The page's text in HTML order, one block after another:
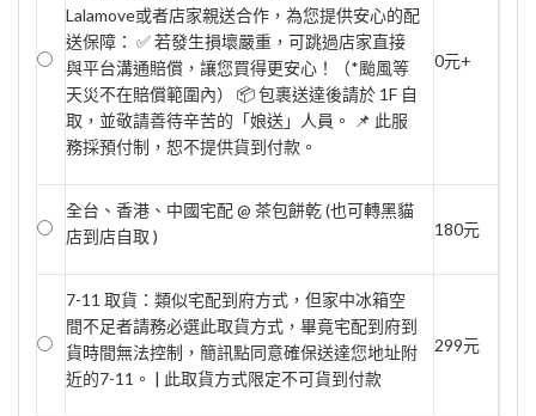
Lalamove或者店家親送合作，為您提供安心的配
送保障： ✅ 若發生損壞嚴重，可跳過店家直接
與平台溝通賠償，讓您買得更安心！（*颱風等
天災不在賠償範圍內） 📦 包裹送達後請於 1F 自
取，並敬請善待辛苦的「娘送」人員。 📌 此服
務採預付制，恕不提供貨到付款。
0元+
全台、香港、中國宅配 @ 茶包餅乾 (也可轉黑貓
店到店自取 )
180元
7-11 取貨：類似宅配到府方式，但家中冰箱空
間不足者請務必選此取貨方式，畢竟宅配到府到
貨時間無法控制，簡訊點同意確保送達您地址附
近的7-11。 | 此取貨方式限定不可貨到付款
299元